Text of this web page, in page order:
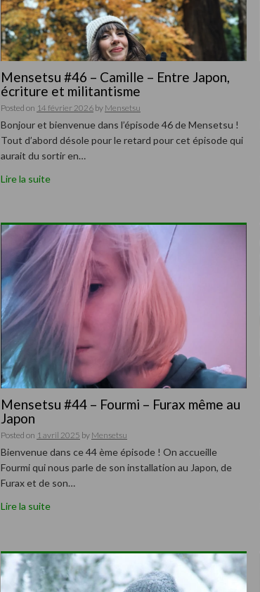
Mensetsu #46 – Camille – Entre Japon,
écriture et militantisme
Posted on 14 février 2026 by Mensetsu
Bonjour et bienvenue dans l’épisode 46 de Mensetsu !
Tout d’abord désole pour le retard pour cet épisode qui
aurait du sortir en…
Lire la suite
Mensetsu #44 – Fourmi – Furax même au
Japon
Posted on 1 avril 2025 by Mensetsu
Bienvenue dans ce 44 ème épisode ! On accueille
Fourmi qui nous parle de son installation au Japon, de
Furax et de son…
Lire la suite